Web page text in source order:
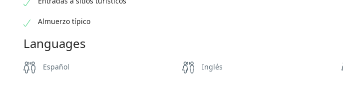
Almuerzo típico
Languages
Español Inglés